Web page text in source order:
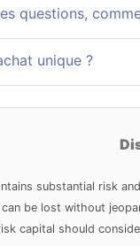
questions,
unique ?
substantial risk
be lost without
capital should